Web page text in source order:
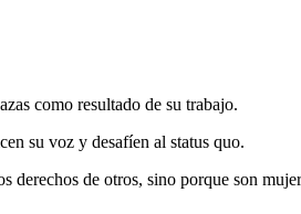
como resultado de su trabajo.
su voz y desafíen al status quo.
derechos de otros, sino porque son